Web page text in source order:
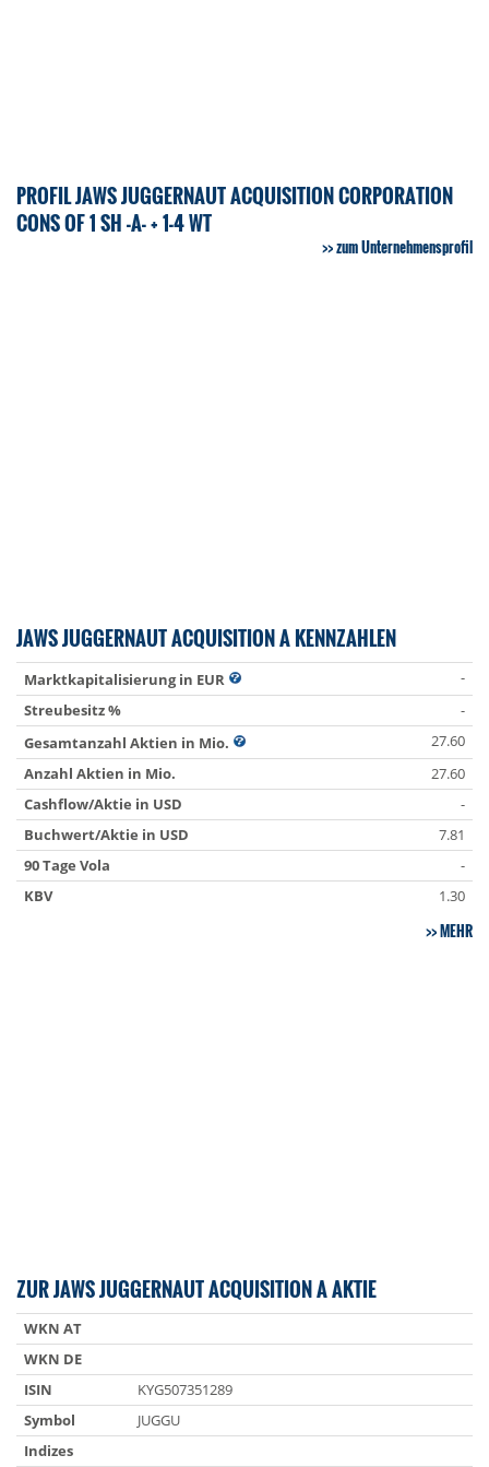
PROFIL JAWS JUGGERNAUT ACQUISITION CORPORATION
CONS OF 1 SH -A- + 1-4 WT
zum Unternehmensprofil
JAWS JUGGERNAUT ACQUISITION A KENNZAHLEN
Marktkapitalisierung in EUR
-
Streubesitz %
-
Gesamtanzahl Aktien in Mio.
27.60
Anzahl Aktien in Mio.
27.60
Cashflow/Aktie in USD
-
Buchwert/Aktie in USD
7.81
90 Tage Vola
-
KBV
1.30
MEHR
ZUR JAWS JUGGERNAUT ACQUISITION A AKTIE
WKN AT
WKN DE
ISIN
KYG507351289
Symbol
JUGGU
Indizes